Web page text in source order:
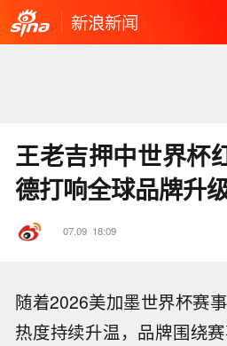
新浪新闻
王老吉押中世界杯
德打响全球品牌升
07.09 18:09
随着2026美加墨世界杯赛
热度持续升温，品牌围绕